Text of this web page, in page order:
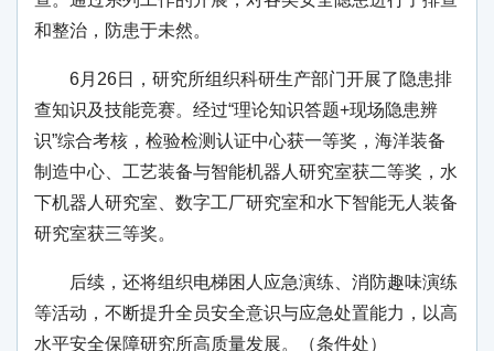
和整治，防患于未然。
6月26日，研究所组织科研生产部门开展了隐患排
查知识及技能竞赛。经过“理论知识答题+现场隐患辨
识”综合考核，检验检测认证中心获一等奖，海洋装备
制造中心、工艺装备与智能机器人研究室获二等奖，水
下机器人研究室、数字工厂研究室和水下智能无人装备
研究室获三等奖。
后续，还将组织电梯困人应急演练、消防趣味演练
等活动，不断提升全员安全意识与应急处置能力，以高
水平安全保障研究所高质量发展。（条件处）